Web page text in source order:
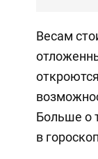
Весам
Больше о
в